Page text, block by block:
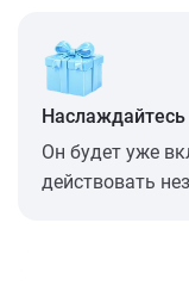
Он будет уже
действовать